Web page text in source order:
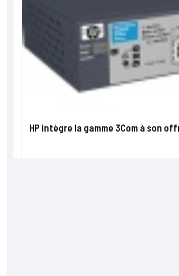
HP intègre la gamme 3Com à son